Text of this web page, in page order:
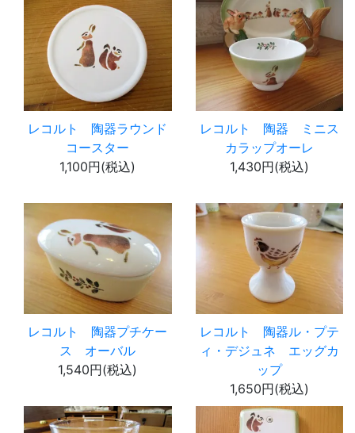
レコルト 陶器ラウンド
コースター
1,100円(税込)
レコルト 陶器 ミニス
カラップオーレ
1,430円(税込)
レコルト 陶器プチケー
ス オーバル
1,540円(税込)
レコルト 陶器ル・プテ
ィ・デジュネ エッグカ
ップ
1,650円(税込)